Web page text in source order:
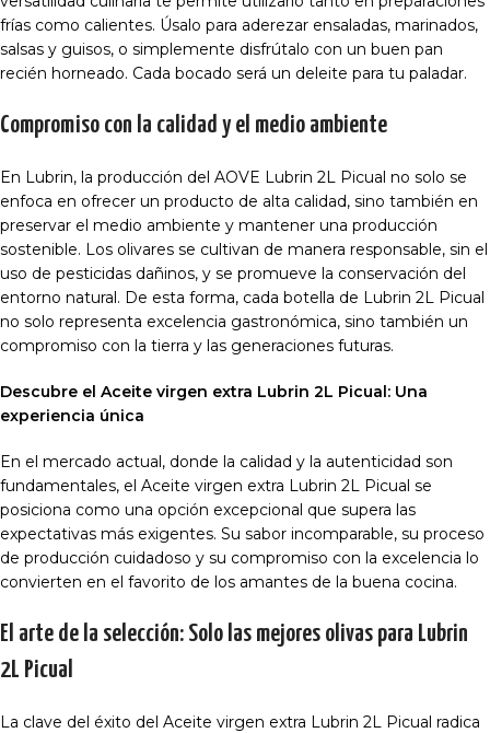
frías como calientes. Úsalo para aderezar ensaladas, marinados,
salsas y guisos, o simplemente disfrútalo con un buen pan
recién horneado. Cada bocado será un deleite para tu paladar.
Compromiso con la calidad y el medio ambiente
En Lubrin, la producción del AOVE Lubrin 2L Picual no solo se
enfoca en ofrecer un producto de alta calidad, sino también en
preservar el medio ambiente y mantener una producción
sostenible. Los olivares se cultivan de manera responsable, sin el
uso de pesticidas dañinos, y se promueve la conservación del
entorno natural. De esta forma, cada botella de Lubrin 2L Picual
no solo representa excelencia gastronómica, sino también un
compromiso con la tierra y las generaciones futuras.
Descubre el Aceite virgen extra Lubrin 2L Picual: Una
experiencia única
En el mercado actual, donde la calidad y la autenticidad son
fundamentales, el Aceite virgen extra Lubrin 2L Picual se
posiciona como una opción excepcional que supera las
expectativas más exigentes. Su sabor incomparable, su proceso
de producción cuidadoso y su compromiso con la excelencia lo
convierten en el favorito de los amantes de la buena cocina.
El arte de la selección: Solo las mejores olivas para Lubrin
2L Picual
La clave del éxito del Aceite virgen extra Lubrin 2L Picual radica